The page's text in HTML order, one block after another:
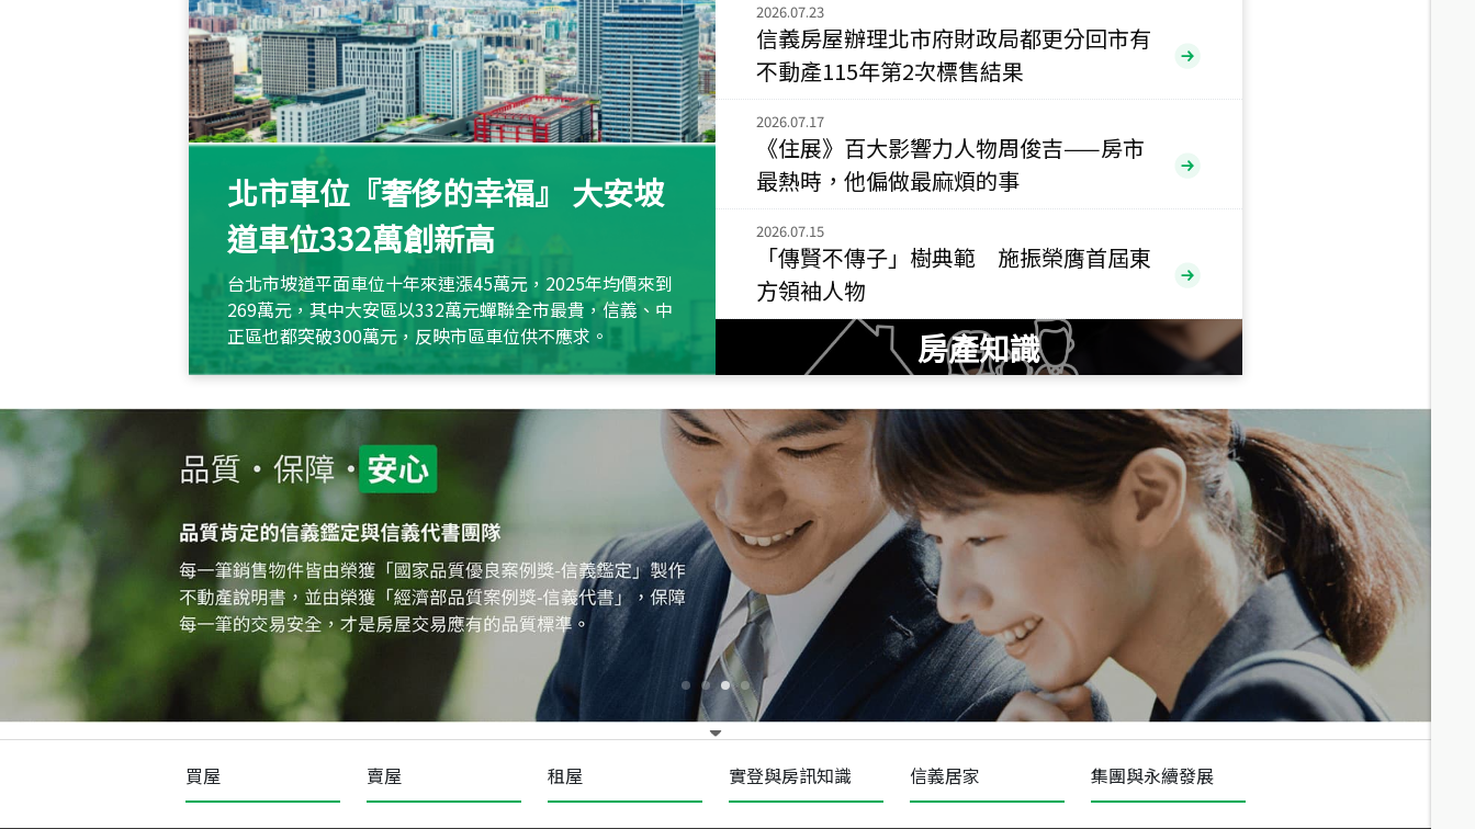
新北市永和區環河西路二段
115年07月 成交
央央 5,800萬
115年07月 成交
小西華 1,938萬
115
台北市中山區長春路
115年07月 成交
十泉十美
台北市北投區光明路
總價
1,020萬
年 月 成交
四維天廈
新竹市新竹市四維路
總價
490萬
115 月 成交
菁英典藏
新竹市新竹市慈祥路
1,808
北市車位『奢侈的幸福』 大安坡
道車位332萬創新高
台北市坡道平面車位十年來連漲45萬元，2025年均價來到
269萬元，其中大安區以332萬元蟬聯全市最貴，信義、中
正區也都突破300萬元，反映市區車位供不應求。
2026.07.23
信義房屋辦理北市府財政局都更分回市有
不動產115年第2次標售結果
2026.07.17
《住展》百大影響力人物周俊吉——房市
最熱時，他偏做最麻煩的事
2026.07.15
「傳賢不傳子」樹典範 施振榮膺首屆東
方領袖人物
房產知識
買屋 賣屋 租屋 實登與房訊知識 信義居家 集團與永續發展